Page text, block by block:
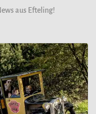
aus Efteling!